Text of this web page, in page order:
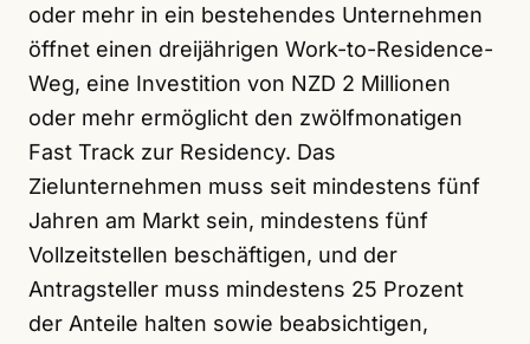
oder mehr in ein bestehendes Unternehmen
öffnet einen dreijährigen Work-to-Residence-
Weg, eine Investition von NZD 2 Millionen
oder mehr ermöglicht den zwölfmonatigen
Fast Track zur Residency. Das
Zielunternehmen muss seit mindestens fünf
Jahren am Markt sein, mindestens fünf
Vollzeitstellen beschäftigen, und der
Antragsteller muss mindestens 25 Prozent
der Anteile halten sowie beabsichtigen,